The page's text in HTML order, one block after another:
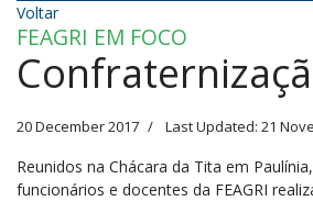
Voltar
FEAGRI EM FOCO
20 December 2017 Last Updated: 21
Reunidos na Chácara da Tita em
funcionários e docentes da FEAGRI